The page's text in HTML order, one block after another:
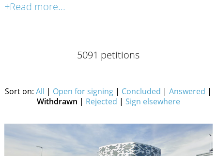
+Read more...
5091 petitions
Sort on:All | Open for signing | Concluded |Answered |
Withdrawn | Rejected | Sign elsewhere